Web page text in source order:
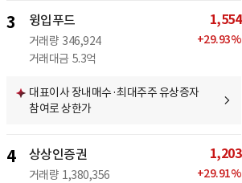
3 윙입푸드
거래량 346,924
거래대금 5.3억
1,554
+29.93%
대표이사 장내매수·최대주주 유상증자
참여로 상한가
4 상상인증권
거래량 1,380,356
1,203
+29.91%